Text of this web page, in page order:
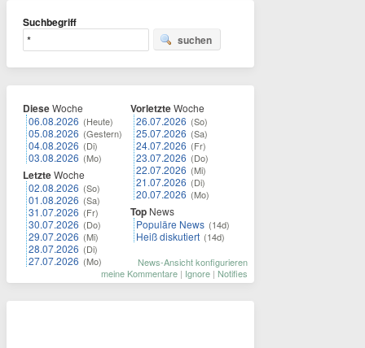
Suchbegriff
suchen
DieseWoche
06.08.2026 (Heute)
05.08.2026 (Gestern)
04.08.2026 (Di)
03.08.2026 (Mo)
LetzteWoche
02.08.2026 (So)
01.08.2026 (Sa)
31.07.2026 (Fr)
30.07.2026 (Do)
29.07.2026 (Mi)
28.07.2026 (Di)
27.07.2026 (Mo)
VorletzteWoche
26.07.2026 (So)
25.07.2026 (Sa)
24.07.2026 (Fr)
23.07.2026 (Do)
22.07.2026 (Mi)
21.07.2026 (Di)
20.07.2026 (Mo)
Top News
Populäre News (14d)
Heiß diskutiert (14d)
News-Ansicht konfigurieren
meine Kommentare | Ignore | Notifies